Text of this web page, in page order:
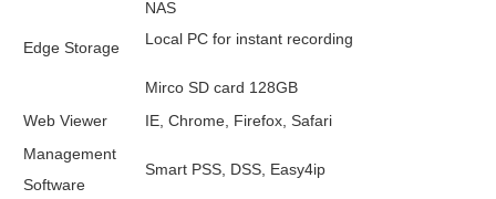
Edge Storage
NAS
Local PC for instant recording
Mirco SD card 128GB
Web Viewer
IE, Chrome, Firefox, Safari
Management
Software
Smart PSS, DSS, Easy4ip